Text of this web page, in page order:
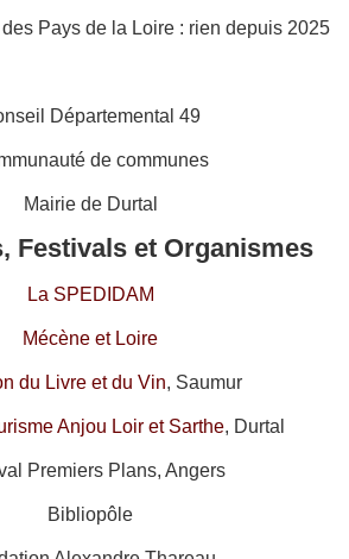
Pays de la Loire : rien depuis 2025
Départemental 49
de communes
Mairie de Durtal
Festivals et Organismes
La SPEDIDAM
Mécène et Loire
du Livre et du Vin, Saumur
Anjou Loir et Sarthe, Durtal
Premiers Plans, Angers
Bibliopôle